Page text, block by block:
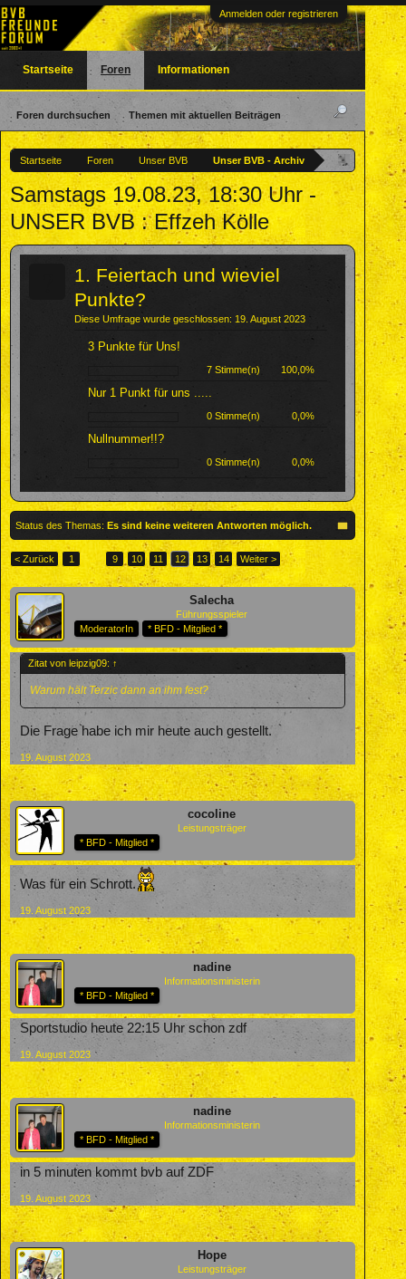
Anmelden oder registrieren
Startseite Foren Unser BVB Unser BVB - Archiv
Samstags 19.08.23, 18:30 Uhr -
UNSER BVB : Effzeh Kölle
1. Feiertach und wieviel
Punkte?
Diese Umfrage wurde geschlossen: 19. August 2023
3 Punkte für Uns!
7 Stimme(n) 100,0%
Nur 1 Punkt für uns .....
0 Stimme(n) 0,0%
Nullnummer!!?
0 Stimme(n) 0,0%
Status des Themas: Es sind keine weiteren Antworten möglich.
< Zurück 1 ← 9 10 11 12 13 14 Weiter >
Salecha
Führungsspieler
ModeratorIn
* BFD - Mitglied *
Zitat von leipzig09: ↑
Warum hält Terzic dann an ihm fest?
Die Frage habe ich mir heute auch gestellt.
19. August 2023
cocoline
Leistungsträger
* BFD - Mitglied *
Was für ein Schrott.
19. August 2023
nadine
Informationsministerin
* BFD - Mitglied *
Sportstudio heute 22:15 Uhr schon zdf
19. August 2023
nadine
Informationsministerin
* BFD - Mitglied *
in 5 minuten kommt bvb auf ZDF
19. August 2023
Hope
Leistungsträger
Startseite Foren
Foren durchsuchen Themen mit aktuellen Beiträgen
Informationen